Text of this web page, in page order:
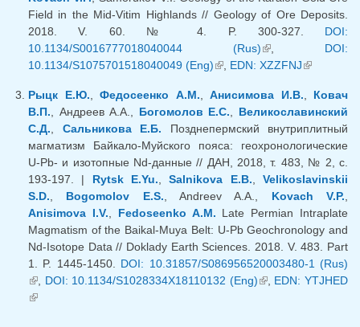
Field in the Mid-Vitim Highlands // Geology of Ore Deposits.
2018. V. 60. № 4. P. 300-327. DOI:
10.1134/S0016777018040044 (Rus)(внешняя
ссылка)
DOI:
10.1134/S1075701518040049 (Eng)(внешняя ссылка)
EDN: XZZFNJ(внешняя
Рыцк Е.Ю.
Федосеенко А.М. Анисимова И.В.
Ковач
В.П. , Андреев А.А., Богомолов Е.С.
Великославинский
С.Д.
Сальникова Е.Б. Позднепермский внутриплитный
магматизм Байкало-Муйского пояса: геохронологические
U-Pb- и изотопные Nd-данные // ДАН, 2018, т. 483, № 2, с.
193-197. | Rytsk E.Yu. ,Salnikova E.B. ,Velikoslavinskii
S.D.
Bogomolov E.S. , Andreev A.A., Kovach V.P.
Anisimova I.V.
Fedoseenko A.M. Late Permian Intraplate
Magmatism of the Baikal-Muya Belt: U-Pb Geochronology and
Nd-Isotope Data // Doklady Earth Sciences. 2018. V. 483. Part
1. P. 1445-1450. DOI: 10.31857/S086956520003480-1 (Rus)
(внешняя ссылка)
DOI: 10.1134/S1028334X18110132 (Eng)(внешняя
, EDN: YTJHED
(внешняя ссылка)